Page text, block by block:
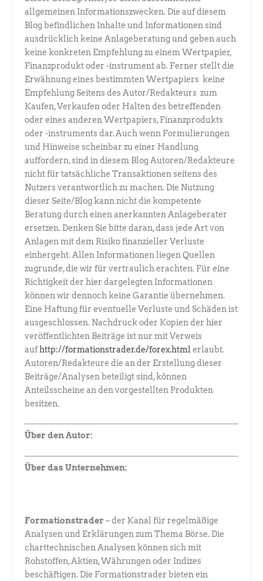
allgemeinen Informationszwecken. Die auf diesem
Blog befindlichen Inhalte und Informationen sind
ausdrücklich keine Anlageberatung und geben auch
keine konkreten Empfehlung zu einem Wertpapier,
Finanzprodukt oder -instrument ab. Ferner stellt die
Erwähnung eines bestimmten Wertpapiers keine
Empfehlung Seitens des Autor/Redakteurs zum
Kaufen, Verkaufen oder Halten des betreffenden
oder eines anderen Wertpapiers, Finanzprodukts
oder -instruments dar. Auch wenn Formulierungen
und Hinweise scheinbar zu einer Handlung
auffordern, sind in diesem Blog Autoren/Redakteure
nicht für tatsächliche Transaktionen seitens des
Nutzers verantwortlich zu machen. Die Nutzung
dieser Seite/Blog kann nicht die kompetente
Beratung durch einen anerkannten Anlageberater
ersetzen. Denken Sie bitte daran, dass jede Art von
Anlagen mit dem Risiko finanzieller Verluste
einhergeht. Allen Informationen liegen Quellen
zugrunde, die wir für vertraulich erachten. Für eine
Richtigkeit der hier dargelegten Informationen
können wir dennoch keine Garantie übernehmen.
Eine Haftung für eventuelle Verluste und Schäden ist
ausgeschlossen. Nachdruck oder Kopien der hier
veröffentlichten Beiträge ist nur mit Verweis
aufhttp://formationstrader.de/forex.html erlaubt.
Autoren/Redakteure die an der Erstellung dieser
Beiträge/Analysen beteiligt sind, können
Anteilsscheine an den vorgestellten Produkten
besitzen.
Über den Autor:
Über das Unternehmen:
Formationstrader– der Kanal für regelmäßige
Analysen und Erklärungen zum Thema Börse. Die
charttechnischen Analysen können sich mit
Rohstoffen, Aktien, Währungen oder Indizes
beschäftigen. Die Formationstrader bieten ein